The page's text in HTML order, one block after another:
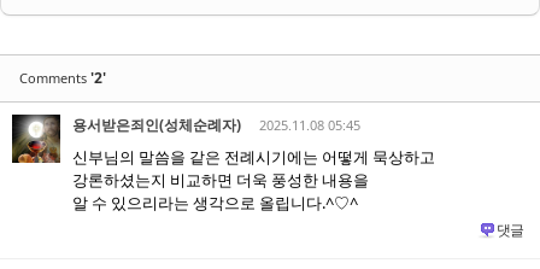
Comments '2'
용서받은죄인(성체순례자) 2025.11.08 05:45
신부님의 말씀을 같은 전례시기에는 어떻게 묵상하고
강론하셨는지 비교하면 더욱 풍성한 내용을
알 수 있으리라는 생각으로 올립니다.^♡^
댓글